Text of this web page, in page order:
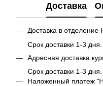
Доставка
Доставка в отделение
Срок доставки 1-3 дня.
Адресная доставка
Срок доставки 1-3 дня.
Наложенный платеж